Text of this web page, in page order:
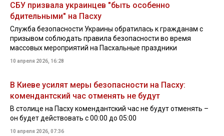
СБУ призвала украинцев "быть особенно
бдительными" на Пасху
Служба безопасности Украины обратилась к гражданам с
призывом соблюдать правила безопасности во время
массовых мероприятий на Пасхальные праздники
10 апреля 2026, 16:28
В Киеве усилят меры безопасности на Пасху:
комендантский час отменять не будут
В столице на Пасху комендантский час не будут отменять –
он будет действовать с 00:00 до 05:00
10 апреля 2026, 07:36